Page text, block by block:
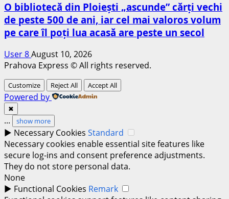
O bibliotecă din Ploiești „ascunde” cărți vechi
de peste 500 de ani, iar cel mai valoros volum
pe care îl poți lua acasă are peste un secol
User 8August 10, 2026
Prahova Express © All rights reserved.
Customize Reject All Accept All
Powered by
✖
... show more
► Necessary Cookies Standard
Necessary cookies enable essential site features like
secure log-ins and consent preference adjustments.
They do not store personal data.
None
► Functional Cookies Remark